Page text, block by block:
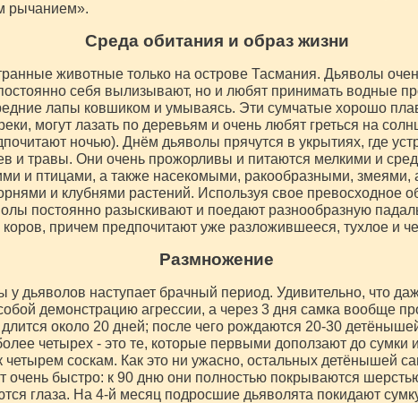
рычанием».
Среда обитания и образ жизни
животные только на острове Тасмания. Дьяволы
себя вылизывают, но и любят принимать водные
лапы ковшиком и умываясь. Эти сумчатые хорошо
могут лазать по деревьям и очень любят греться на
ночью). Днём дьяволы прячутся в укрытиях, где
и травы. Они очень прожорливы и питаются мелкими и
и птицами, а также насекомыми, ракообразными,
и клубнями растений. Используя свое превосходное
постоянно разыскивают и поедают разнообразную
причем предпочитают уже разложившееся, тухлое и
Размножение
у дьяволов наступает брачный период. Удивительно, что
демонстрацию агрессии, а через 3 дня самка вообще
около 20 дней; после чего рождаются 20-30
четырех - это те, которые первыми доползают до сумки
четырем соскам. Как это ни ужасно, остальных детёнышей
очень быстро: к 90 дню они полностью покрываются
глаза. На 4-й месяц подросшие дьяволята покидают